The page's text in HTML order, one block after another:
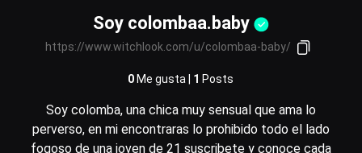
Usuario o email
Soy colombaa.baby
https://www.witchlook.com/u/colombaa-baby/
0 Me gusta | 1 Posts
Soy colomba, una chica muy sensual que ama lo
perverso, en mi encontraras lo prohibido todo el lado
fogoso de una joven de 21 suscribete y conoce cada